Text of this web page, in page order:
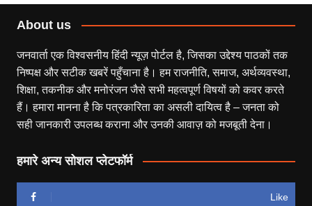
About us
जनवार्ता एक विश्वसनीय हिंदी न्यूज़ पोर्टल है, जिसका उद्देश्य पाठकों तक
निष्पक्ष और सटीक खबरें पहुँचाना है। हम राजनीति, समाज, अर्थव्यवस्था,
शिक्षा, तकनीक और मनोरंजन जैसे सभी महत्वपूर्ण विषयों को कवर करते
हैं। हमारा मानना है कि पत्रकारिता का असली दायित्व है – जनता को
सही जानकारी उपलब्ध कराना और उनकी आवाज़ को मजबूती देना।
हमारे अन्य सोशल प्लेटफॉर्म
Like